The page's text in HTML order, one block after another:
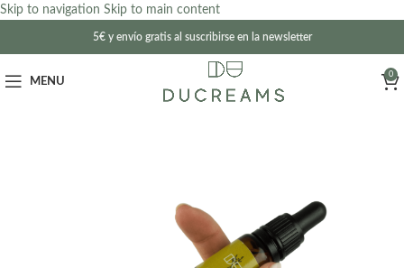
Skip to navigation Skip to main content
5€ y envío gratis al suscribirse en la newsletter
MENU
0